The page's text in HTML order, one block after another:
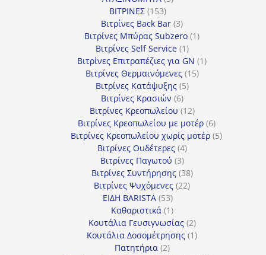
ΒΙΤΡΙΝΕΣ 153153
προϊόντα
Βιτρίνες Back Bar 33
προϊόντα
Βιτρίνες Mπύρας Subzero 11
Βιτρίνες Self Service 11
προϊόν
Βιτρίνες Επιτραπέζιες για GN 11
Βιτρίνες Θερμαινόμενες 1515
Βιτρίνες Κατάψυξης 55
Βιτρίνες Κρασιών 66
προϊόντα
Βιτρίνες Κρεοπωλείου 1212
προϊόντα
Βιτρίνες Κρεοπωλείου με μοτέρ 66
προϊόντα
Βιτρίνες Κρεοπωλείου χωρίς μοτέρ 55
Βιτρίνες Ουδέτερες 44
προϊόντα
Βιτρίνες Παγωτού 33
προϊόντα
Βιτρίνες Συντήρησης 3838
προϊόντα
Βιτρίνες Ψυχόμενες 2222
ΕΙΔΗ BARISTA 5353
προϊόντα
Καθαριστικά 11
προϊόν
Κουτάλια Γευσιγνωσίας 22
προϊόντα
Κουτάλια Δοσομέτρησης 11
Πατητήρια 22